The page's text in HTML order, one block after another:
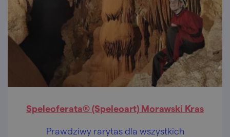
Speleoferata® (Speleoart) Morawski Kras
Prawdziwy rarytas dla wszystkich